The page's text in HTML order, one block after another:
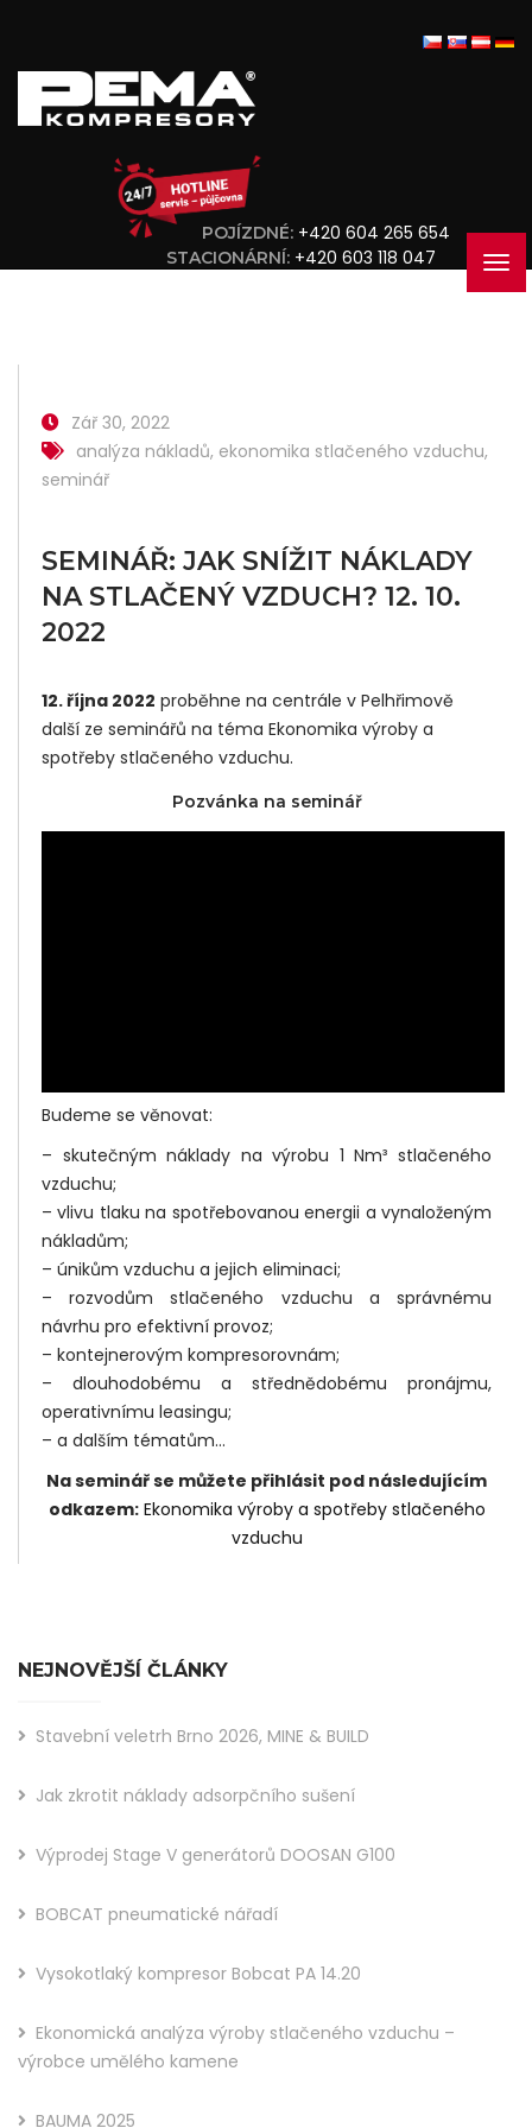
POJÍZDNÉ: +420 604 265 654
STACIONÁRNÍ: +420 603 118 047
Zář 30, 2022
analýza nákladů, ekonomika stlačeného vzduchu,
seminář
SEMINÁŘ: JAK SNÍŽIT NÁKLADY
NA STLAČENÝ VZDUCH? 12. 10.
2022
12. října 2022 proběhne na centrále v Pelhřimově
další ze seminářů na téma Ekonomika výroby a
spotřeby stlačeného vzduchu.
Pozvánka na seminář
Budeme se věnovat:
– skutečným náklady na výrobu 1 Nm³ stlačeného
vzduchu;
– vlivu tlaku na spotřebovanou energii a vynaloženým
nákladům;
– únikům vzduchu a jejich eliminaci;
– rozvodům stlačeného vzduchu a správnému
návrhu pro efektivní provoz;
– kontejnerovým kompresorovnám;
– dlouhodobému a střednědobému pronájmu,
operativnímu leasingu;
– a dalším tématům…
Na seminář se můžete přihlásit pod následujícím
odkazem: Ekonomika výroby a spotřeby stlačeného
vzduchu
NEJNOVĚJŠÍ ČLÁNKY
Stavební veletrh Brno 2026, MINE & BUILD
Jak zkrotit náklady adsorpčního sušení
Výprodej Stage V generátorů DOOSAN G100
BOBCAT pneumatické nářadí
Vysokotlaký kompresor Bobcat PA 14.20
Ekonomická analýza výroby stlačeného vzduchu –
výrobce umělého kamene
BAUMA 2025